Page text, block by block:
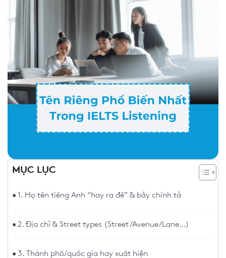
MỤC LỤC
1. Họ tên tiếng Anh “hay ra đề” & bẫy chính tả
2. Địa chỉ & Street types (Street/Avenue/Lane…)
3. Thành phố/quốc gia hay xuất hiện